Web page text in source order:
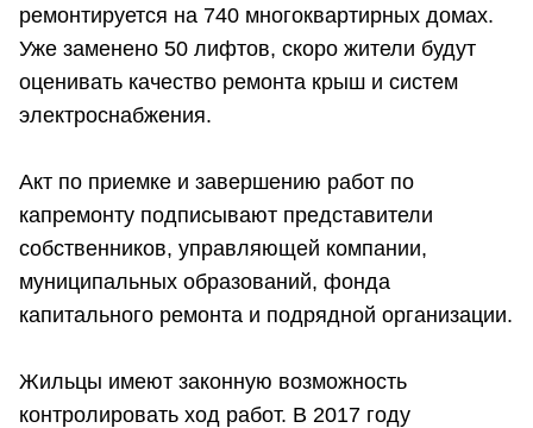
ремонтируется на 740 многоквартирных домах.
Уже заменено 50 лифтов, скоро жители будут
оценивать качество ремонта крыш и систем
электроснабжения.
Акт по приемке и завершению работ по
капремонту подписывают представители
собственников, управляющей компании,
муниципальных образований, фонда
капитального ремонта и подрядной организации.
Жильцы имеют законную возможность
контролировать ход работ. В 2017 году